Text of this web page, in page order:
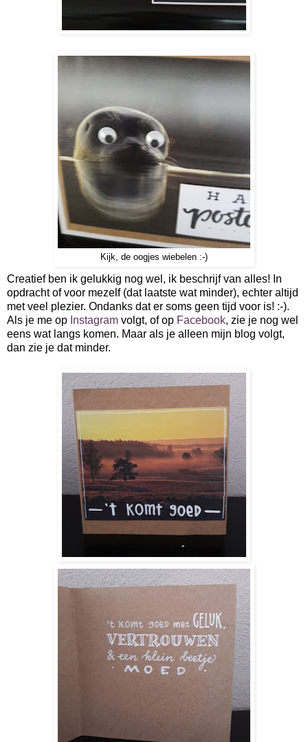
Kijk, de oogjes wiebelen :-)
Creatief ben ik gelukkig nog wel, ik beschrijf van alles! In
opdracht of voor mezelf (dat laatste wat minder), echter altijd
met veel plezier. Ondanks dat er soms geen tijd voor is! :-).
Als je me op Instagram volgt, of op Facebook, zie je nog wel
eens wat langs komen. Maar als je alleen mijn blog volgt,
dan zie je dat minder.